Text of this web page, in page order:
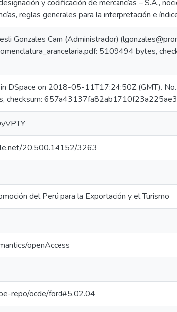
y codificación de mercancías – S.A.,
reglas generales para la interpretación e
Gonzales Cam (Administrador)
5109494 bytes,
DSpace on 2018-05-11T17:24:50Z (GMT).
checksum:
20.500.14152/3263
del Perú para la Exportación y el Turismo
openAccess
repo/ocde/ford#5.02.04